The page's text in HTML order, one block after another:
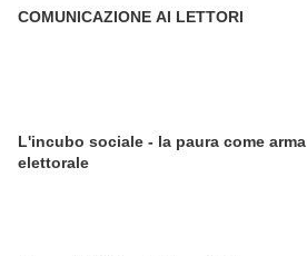
COMUNICAZIONE AI LETTORI
L'incubo sociale - la paura come arma
elettorale